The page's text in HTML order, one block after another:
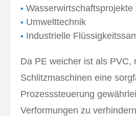
Wasserwirtschaftsprojekte
Umwelttechnik
Industrielle
Da PE weicher ist als PVC,
Schlitzmaschinen eine
Prozesssteuerung
Verformungen zu